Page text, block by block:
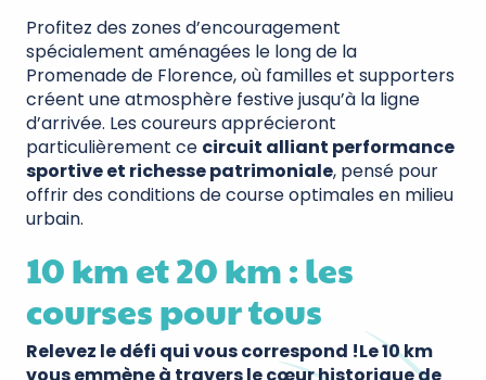
Profitez des zones d’encouragement
spécialement aménagées le long de la
Promenade de Florence, où familles et supporters
créent une atmosphère festive jusqu’à la ligne
d’arrivée. Les coureurs apprécieront
particulièrement ce circuit alliant performance
sportive et richesse patrimoniale, pensé pour
offrir des conditions de course optimales en milieu
urbain.
10 km et 20 km : les
courses pour tous
Relevez le défi qui vous correspond !Le 10 km